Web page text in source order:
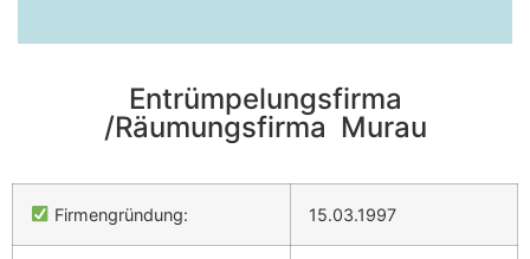
Entrümpelungsfirma
/Räumungsfirma Murau
Firmengründung: 15.03.1997